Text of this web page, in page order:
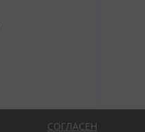
СОГЛАСЕН